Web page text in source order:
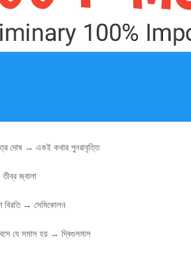
দোষ → একই কথার পুনরাবৃত্তি
জ্বালা
বিরতি → সেমিকোলন
বসে যে সমাস হয় → দ্বিগুসমাস